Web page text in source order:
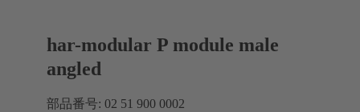
har-modular P module male
angled
部品番号: 02 51 900 0002